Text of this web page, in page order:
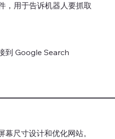
，用于告诉机器人要抓取
到 Google Search
尺寸设计和优化网站。